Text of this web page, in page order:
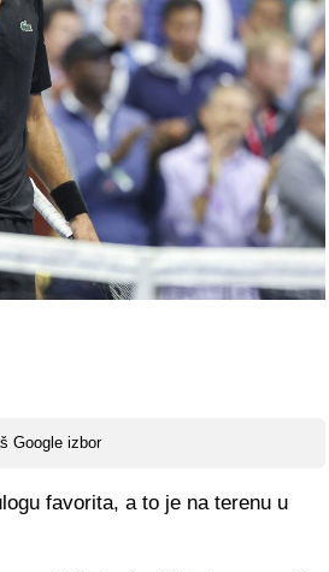
Google izbor
favorita, a to je na terenu u